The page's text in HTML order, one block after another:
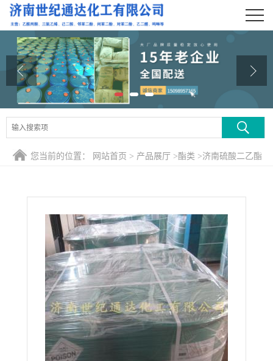
公司首页
公司介绍
公司动态
产品展厅
证书荣誉
您当前的位置： 网站首页 > 产品展厅 >酯类 >济南硫酸二乙酯